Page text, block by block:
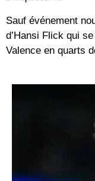
Sauf événement
d’Hansi Flick qui
Valence en quarts